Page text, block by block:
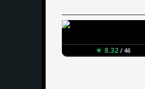
★ 8.32/ 46